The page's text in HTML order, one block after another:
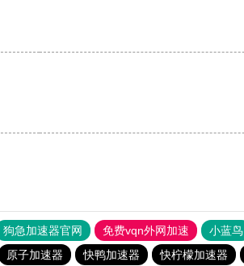
狗急加速器官网 免费vqn外网加速 小蓝鸟
原子加速器 快鸭加速器 快柠檬加速器